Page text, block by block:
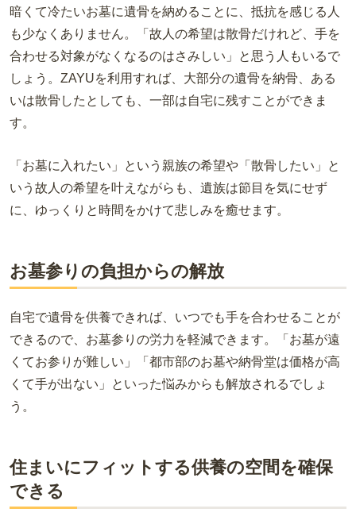
暗くて冷たいお墓に遺骨を納めることに、抵抗を感じる人
も少なくありません。「故人の希望は散骨だけれど、手を
合わせる対象がなくなるのはさみしい」と思う人もいるで
しょう。 ZAYUを利用すれば、大部分の遺骨を納骨、ある
いは散骨したとしても、一部は自宅に残すことができま
す。
「お墓に入れたい」という親族の希望や「散骨したい」と
いう故人の希望を叶えながらも、遺族は節目を気にせず
に、ゆっくりと時間をかけて悲しみを癒せます。
お墓参りの負担からの解放
自宅で遺骨を供養できれば、いつでも手を合わせることが
できるので、お墓参りの労力を軽減できます。「お墓が遠
くてお参りが難しい」「都市部のお墓や納骨堂は価格が高
くて手が出ない」といった悩みからも解放されるでしょ
う。
住まいにフィットする供養の空間を確保
できる